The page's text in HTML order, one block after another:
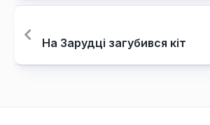
На Зарудці загубився кіт